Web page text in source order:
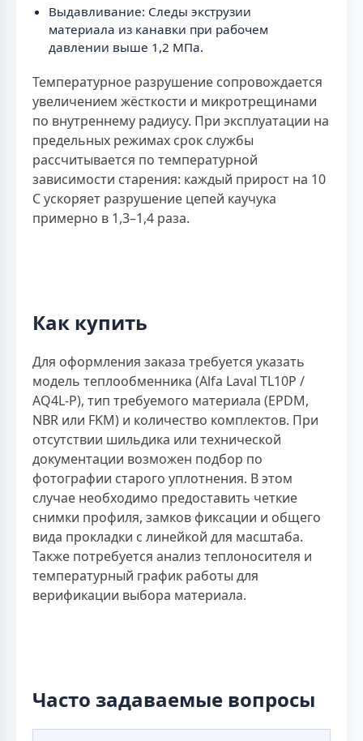
Выдавливание: Следы экструзии
материала из канавки при рабочем
давлении выше 1,2 МПа.
Температурное разрушение сопровождается
увеличением жёсткости и микротрещинами
по внутреннему радиусу. При эксплуатации на
предельных режимах срок службы
рассчитывается по температурной
зависимости старения: каждый прирост на 10
С ускоряет разрушение цепей каучука
примерно в 1,3–1,4 раза.
Как купить
Для оформления заказа требуется указать
модель теплообменника (Alfa Laval TL10P /
AQ4L-P), тип требуемого материала (EPDM,
NBR или FKM) и количество комплектов. При
отсутствии шильдика или технической
документации возможен подбор по
фотографии старого уплотнения. В этом
случае необходимо предоставить четкие
снимки профиля, замков фиксации и общего
вида прокладки с линейкой для масштаба.
Также потребуется анализ теплоносителя и
температурный график работы для
верификации выбора материала.
Часто задаваемые вопросы